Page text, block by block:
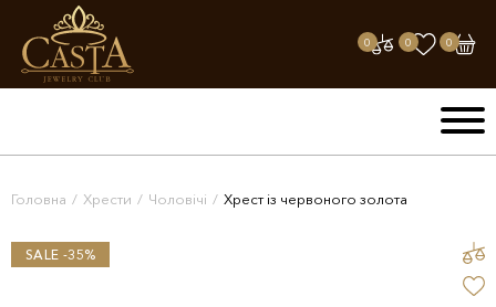
0 0 0
Головна / Хрести / Чоловічі / Хрест із червоного золота
SALE -35%